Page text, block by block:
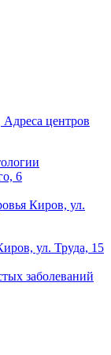
Адреса центров
6
Киров, ул.
ул. Труда, 15
заболеваний